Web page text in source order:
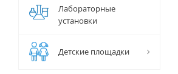
Лабораторные
установки
Детские площадки